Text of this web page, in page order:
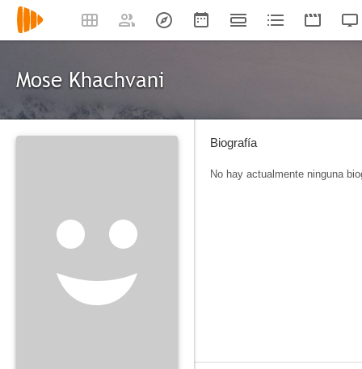
Mose Khachvani
Biografía
No hay actualmente ninguna